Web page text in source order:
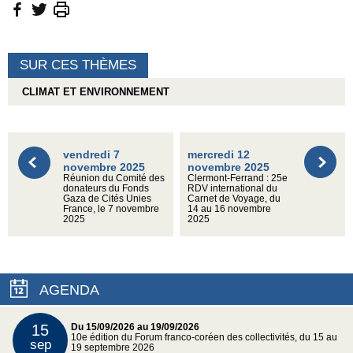
SUR CES THÈMES
CLIMAT ET ENVIRONNEMENT
vendredi 7
novembre 2025
Réunion du Comité des
donateurs du Fonds
Gaza de Cités Unies
France, le 7 novembre
2025
mercredi 12
novembre 2025
Clermont-Ferrand : 25e
RDV international du
Carnet de Voyage, du
14 au 16 novembre
2025
AGENDA
15
sep
Du 15/09/2026 au 19/09/2026
10e édition du Forum franco-coréen des collectivités, du 15 au
19 septembre 2026